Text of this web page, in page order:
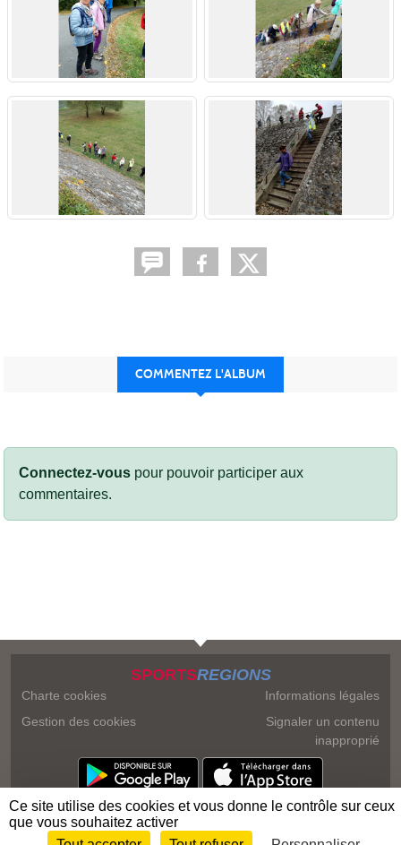
COMMENTEZ L'ALBUM
Connectez-vous pour pouvoir participer aux
commentaires.
SPORTSREGIONS
Charte cookies
Gestion des cookies
Informations légales
Signaler un contenu
inapproprié
Ce site utilise des cookies et vous donne le contrôle sur ceux
que vous souhaitez activer